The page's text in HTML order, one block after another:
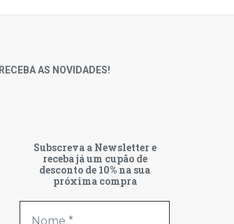
RECEBA AS NOVIDADES!
Subscreva a Newsletter e
receba já um cupão de
desconto de 10% na sua
próxima compra